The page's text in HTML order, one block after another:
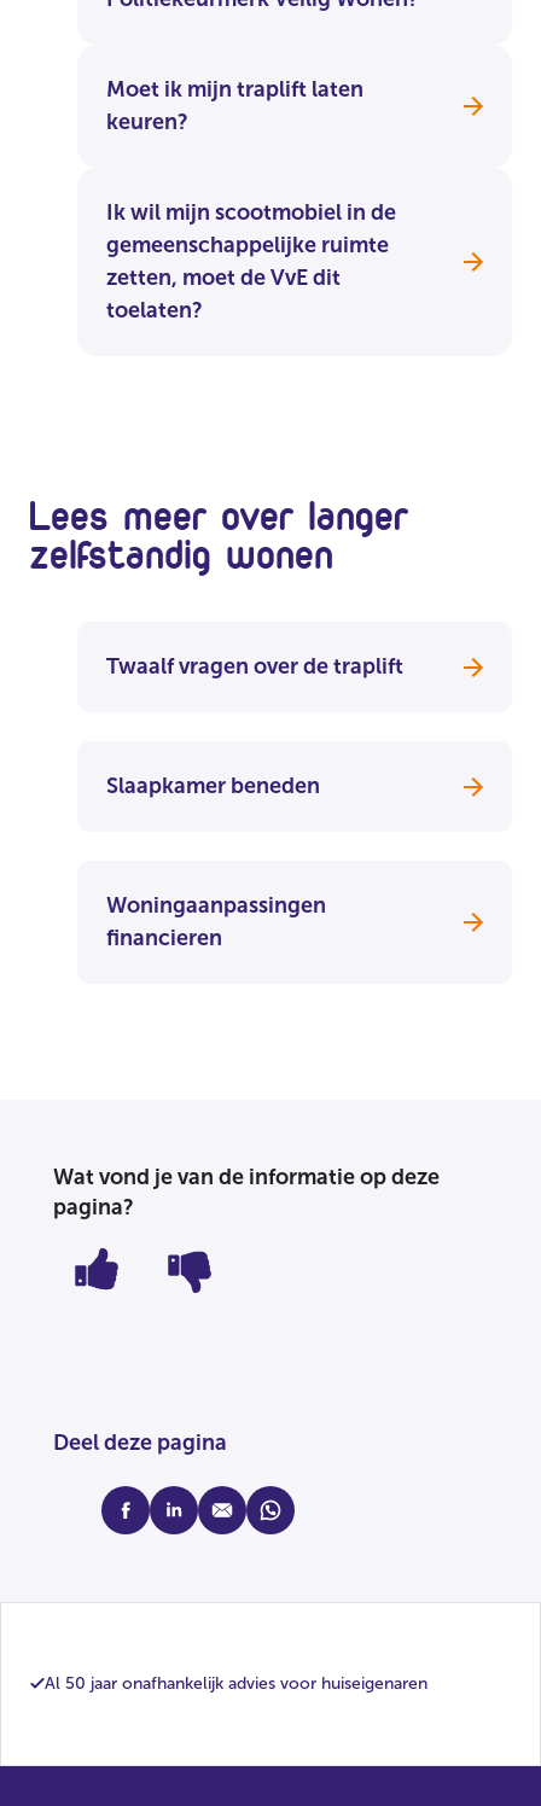
Moet ik mijn traplift laten
keuren?
Ik wil mijn scootmobiel in de
gemeenschappelijke ruimte
zetten, moet de VvE dit
toelaten?
Lees meer over langer
zelfstandig wonen
Twaalf vragen over de traplift
Slaapkamer beneden
Woningaanpassingen
financieren
Wat vond je van de informatie op deze
pagina?
Deel deze pagina
facebooklinkedinmail whatsapp
Al 50 jaar onafhankelijk advies voor huiseigenaren